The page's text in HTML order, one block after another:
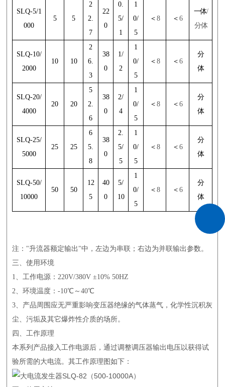
SLQ-5/1
000
5 5
2
2.
7
22
0
0.
5/
1
1
0/
5
＜ 8 ＜6
一体/
分体
SLQ-10/
2000
10 10
2
6.
3
38
0
1/
2
1
0/
5
＜ 8 ＜6
分
体
SLQ-20/
4000
20 20
5
2.
6
38
0
2/
4
1
0/
5
＜ 8 ＜6
分
体
SLQ-25/
5000
25 25
6
5.
8
38
0
2.
5/
5
1
0/
5
＜ 8 ＜6
分
体
SLQ-50/
10000
50 50
12
5
40
0
5/
10
1
0/
5
＜ 8 ＜6
分
体
注："升流器额定输出"中，左边为串联；右边为并联输出参数。
三、使用环境
1、工作电源：220V/380V ±10% 50HZ
2、环境温度：-10℃～40℃
3、产品周围应无严重影响变压器绝缘的气体蒸气，化学性沉积灰
尘、污垢及其它爆炸性介质的场所。
四、工作原理
本系列产品接入工作电源后，通过调整调压器输出电压以获得试
验所需的大电流。其工作原理图如下：